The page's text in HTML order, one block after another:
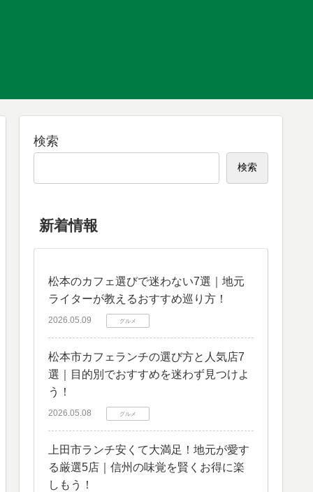
検索
検索
新着情報
松本のカフェ選びで迷わない7選｜地元
ライターが教えるおすすめ巡り方！
2026.05.09 グルメ
松本市カフェランチの選び方と人気店7
選｜目的別でおすすめを迷わず見つけよ
う！
2026.05.08 グルメ
上田市ランチ安くて大満足！地元が愛す
る厳選5店｜信州の味覚を賢くお得に楽
しもう！